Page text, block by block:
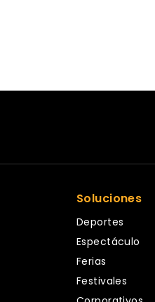
Soluciones
Deportes
Espectáculo
Ferias
Festivales